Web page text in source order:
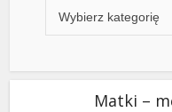
Matki –